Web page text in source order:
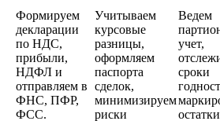
Формируем
декларации
по НДС,
прибыли,
НДФЛ и
отправляем в
ФНС, ПФР,
ФСС.
Учитываем
курсовые
разницы,
оформляем
паспорта
сделок,
минимизируем
риски
Ведем
учет,
сроки